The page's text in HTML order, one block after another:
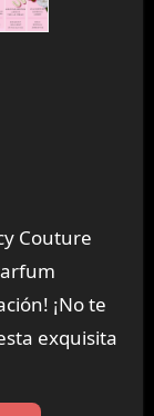
Couture
¡No te
exquisita